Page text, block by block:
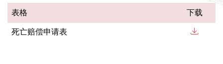
表格 下载
死亡赔偿申请表